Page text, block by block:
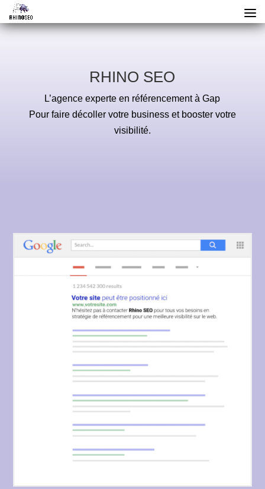
RHINO SEO
L’agence experte en référencement à Gap
Pour faire décoller votre business et booster votre
visibilité.